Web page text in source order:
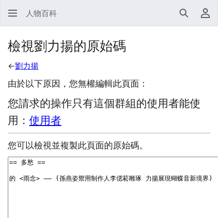
人物百科 搜尋 使
檢視劉力揚的原始碼
←劉力揚
由於以下原因，您無權編輯此頁面：
您請求的操作只有這個群組的使用者能使
用： 使用者
您可以檢視並複製此頁面的原始碼。